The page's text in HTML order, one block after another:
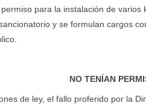
para la instalación de
y se formulan cargos
NO TENÍAN
de ley, el fallo proferido por la